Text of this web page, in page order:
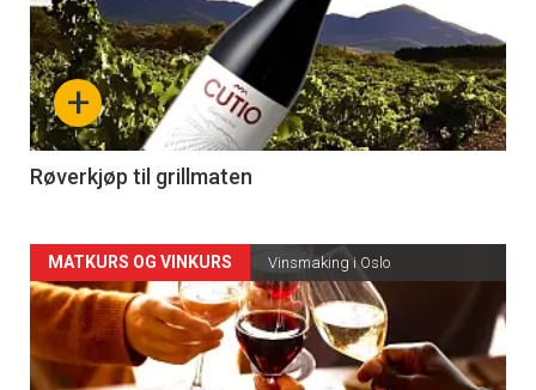
akkurat
nå
-
4
+
Røverkjøp til grillmaten
Forsiden
akkurat
nå
MATKURS OG VINKURS Vinsmaking i Oslo